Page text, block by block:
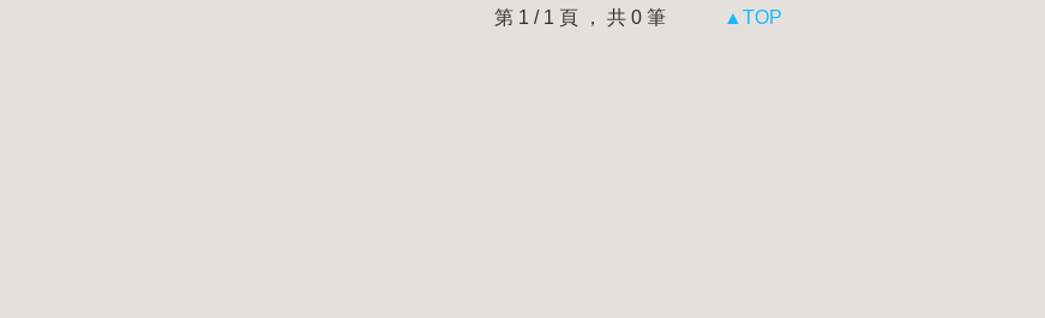
第 1 / 1 頁 ， 共 0 筆 ▲TOP